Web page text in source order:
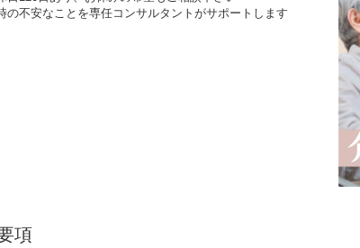
の不安なことを専任コンサルタントがサポートします
項